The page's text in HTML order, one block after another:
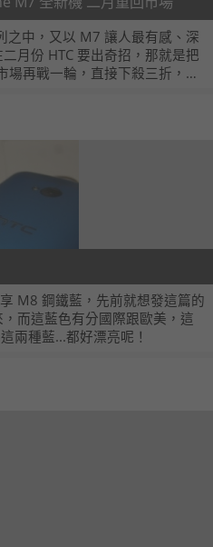
之中，又以 M7 讓人最有感、深
月份 HTC 要出奇招，那就是把
場再戰一輪，直接下殺三折，價
M8 鋼鐵藍，先前就想發這篇的
而這藍色有分國際跟歐美，這
兩種藍...都好漂亮呢！